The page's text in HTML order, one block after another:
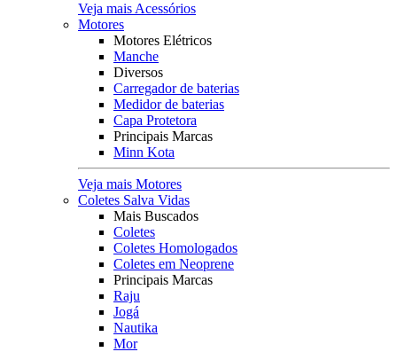
Veja mais Acessórios
Motores
Motores Elétricos
Manche
Diversos
Carregador de baterias
Medidor de baterias
Capa Protetora
Principais Marcas
Minn Kota
Veja mais Motores
Coletes Salva Vidas
Mais Buscados
Coletes
Coletes Homologados
Coletes em Neoprene
Principais Marcas
Raju
Jogá
Nautika
Mor